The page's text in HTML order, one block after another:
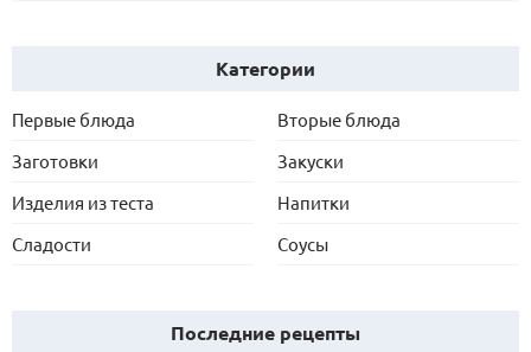
Категории
Первые блюда
Вторые блюда
Заготовки
Закуски
Изделия из теста
Напитки
Сладости
Соусы
Последние рецепты